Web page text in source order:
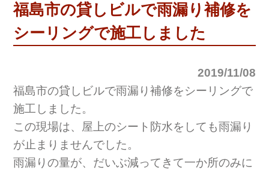
福島市の貸しビルで雨漏り補修を
シーリングで施工しました
2019/11/08
福島市の貸しビルで雨漏り補修をシーリングで
施工しました。
この現場は、屋上のシート防水をしても雨漏り
が止まりませんでした。
雨漏りの量が、だいぶ減ってきて一か所のみに